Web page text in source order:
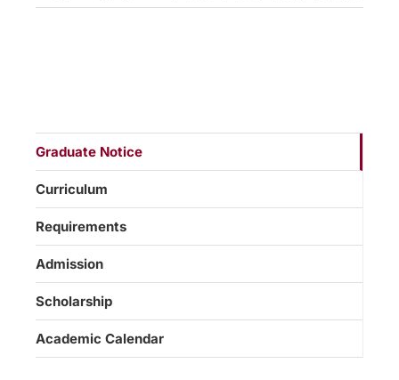
Graduate Notice
Curriculum
Requirements
Admission
Scholarship
Academic Calendar